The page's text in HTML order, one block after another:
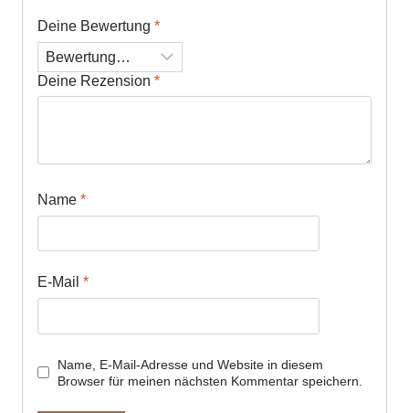
Deine Bewertung *
Deine Rezension *
Name *
E-Mail *
Name, E-Mail-Adresse und Website in diesem
Browser für meinen nächsten Kommentar speichern.